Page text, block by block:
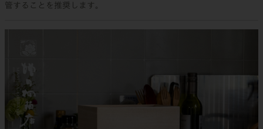
管することを推奨します。